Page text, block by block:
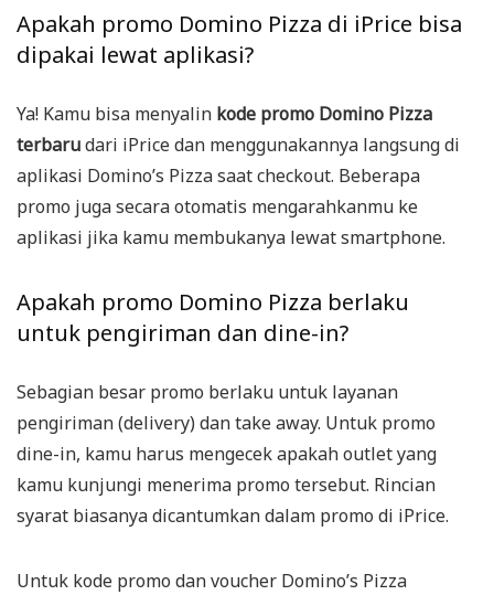
Apakah promo Domino Pizza di iPrice bisa
dipakai lewat aplikasi?
Ya! Kamu bisa menyalin kode promo Domino Pizza
terbarudari iPrice dan menggunakannya langsung di
aplikasi Domino’s Pizza saat checkout. Beberapa
promo juga secara otomatis mengarahkanmu ke
aplikasi jika kamu membukanya lewat smartphone.
Apakah promo Domino Pizza berlaku
untuk pengiriman dan dine-in?
Sebagian besar promo berlaku untuk layanan
pengiriman (delivery) dan take away. Untuk promo
dine-in, kamu harus mengecek apakah outlet yang
kamu kunjungi menerima promo tersebut. Rincian
syarat biasanya dicantumkan dalam promo di iPrice.
Untuk kode promo dan voucher Domino’s Pizza